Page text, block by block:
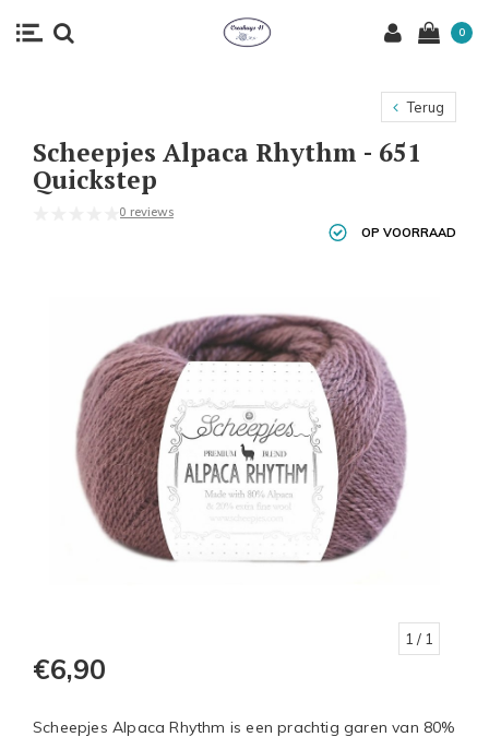
0
Terug
Scheepjes Alpaca Rhythm - 651
Quickstep
0 reviews
OP VOORRAAD
1 / 1
€6,90
Scheepjes Alpaca Rhythm is een prachtig garen van 80%